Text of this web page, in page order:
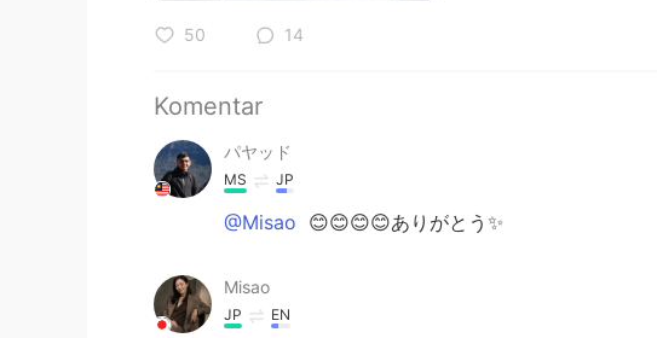
50 14
Komentar
パヤッド
MS JP
@Misao 😊😊😊😊ありがとう✨
Misao
JP EN